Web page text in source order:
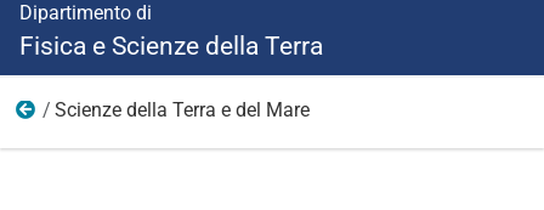
Dipartimento di
Fisica e Scienze della Terra
Dottorato di Ricerca
Scienze della Terra e del Mare